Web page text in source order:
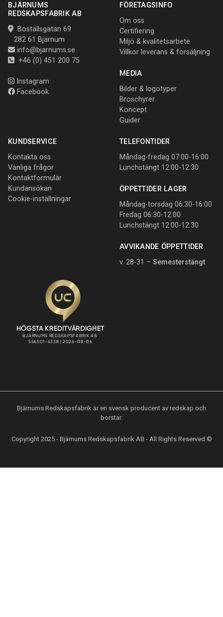
BJÄRNUMS
REDSKAPSFABRIK AB
Boställsgatan 69
282 61 Bjärnum
info@bjarnums.se
+46 (0) 451 200 75
Instagram
Facebook
FÖRETAGSINFO
Om oss
Certifiering
Miljö & kvalitetsarbete
Villkor leverans & försäljning
MEDIA
Bilder & logotyper
Broschyrer
Koncept
Guider
KUNDSERVICE
Kontakta oss
Vanliga frågor
Kontaktformulär
Kundansökan
Cookie-inställningar
TELEFONTIDER
Måndag-fredag 07:00-16:00
Lunchstängt 12:00-12:30
ÖPPETTIDER LAGER
Måndag-torsdag 06:30-16:00
Fredag 06:30-12:00
Lunchstängt 12:00-12:30
AVVIKANDE ÖPPETTIDER
v. 28-31 – Semesterstängt
Bjärnums Redskapsfabrik är en svensk producent av redskap och
borstar.
Copyright 2025 - Bjärnums Redskapsfabrik AB - All Rights Reserved ©